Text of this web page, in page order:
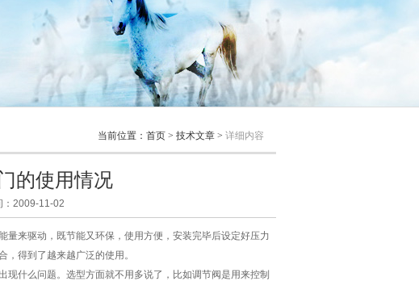
当前位置： 首页 > 技术文章 > 详细内容
的使用情况
：2009-11-02
量来驱动，既节能又环保，使用方便，安装完毕后设定好压力
得到了越来越广泛的使用。
什么问题。选型方面就不用多说了，比如调节阀是用来控制